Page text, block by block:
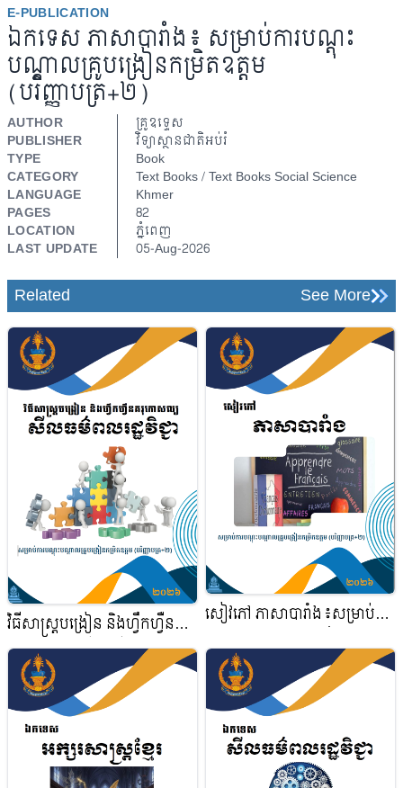
E-PUBLICATION
ឯកទេស ភាសាបារាំង៖ សម្រាប់ការបណ្តុះ
បណ្តាលគ្រូបង្រៀនកម្រិតឧត្តម
(បរិញ្ញាបត្រ+២)
AUTHOR
គ្រូឧទ្ទេស
PUBLISHER
វិទ្យាស្ថានជាតិអប់រំ
TYPE
Book
CATEGORY
Text Books / Text Books Social Science
LANGUAGE
Khmer
PAGES
82
LOCATION
ភ្នំពេញ
LAST UPDATE
05-Aug-2026
Related See More
វិធីសាស្ត្របង្រៀន និងហ្វឹកហ្វឺន
គរុកោសល្យ សីលធម៌ពលរដ្ឋវិជ្ជា៖
សម្រាប់ការបណ្តុះបណ្តាលគ្រូ
បង្រៀនកម្រិតឧត្តម
(បរិញ្ញាបត្រ+២)
សៀវភៅ ភាសាបារាំង៖​សម្រាប់ការ
ឧត្តម (បរិញ្ញាបត្រ+២)